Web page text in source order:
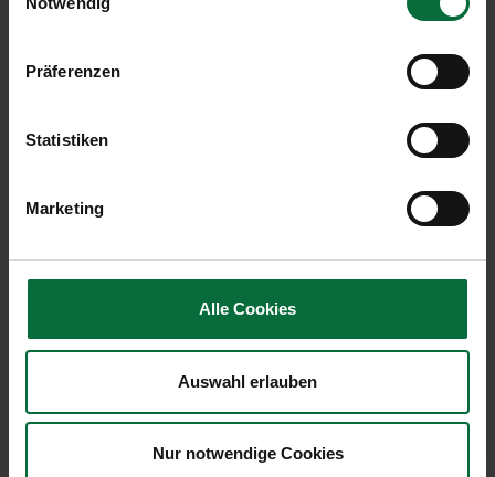
Präferenzen
Statistiken
Marketing
Alle Cookies
Auswahl erlauben
Nur notwendige Cookies
|
Kontakt
Email:
Gebäck
Kalte Speisen
Süßspeisen